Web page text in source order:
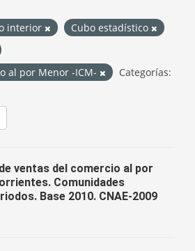
interior
Cubo estadístico
al por Menor -ICM-
Categorías:
ventas del comercio al por
Comunidades
Base 2010. CNAE-2009